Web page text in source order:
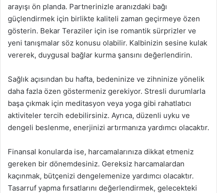
arayışı ön planda. Partnerinizle aranızdaki bağı
güçlendirmek için birlikte kaliteli zaman geçirmeye özen
gösterin. Bekar Teraziler için ise romantik sürprizler ve
yeni tanışmalar söz konusu olabilir. Kalbinizin sesine kulak
vererek, duygusal bağlar kurma şansını değerlendirin.
Sağlık açısından bu hafta, bedeninize ve zihninize yönelik
daha fazla özen göstermeniz gerekiyor. Stresli durumlarla
başa çıkmak için meditasyon veya yoga gibi rahatlatıcı
aktiviteler tercih edebilirsiniz. Ayrıca, düzenli uyku ve
dengeli beslenme, enerjinizi artırmanıza yardımcı olacaktır.
Finansal konularda ise, harcamalarınıza dikkat etmeniz
gereken bir dönemdesiniz. Gereksiz harcamalardan
kaçınmak, bütçenizi dengelemenize yardımcı olacaktır.
Tasarruf yapma fırsatlarını değerlendirmek, gelecekteki